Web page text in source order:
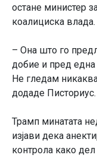
остане министер
коалициска влада.
– Она што го
добие и пред една
Не гледам
додаде Писториус.
Трамп минатата
изјави дека
контрола како